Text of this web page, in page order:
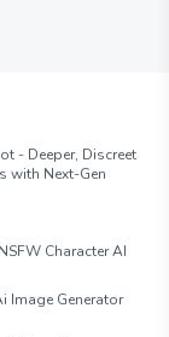
- Deeper, Discreet
with Next-Gen
Character AI
Image Generator